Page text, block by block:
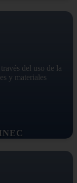
del uso de la
y materiales